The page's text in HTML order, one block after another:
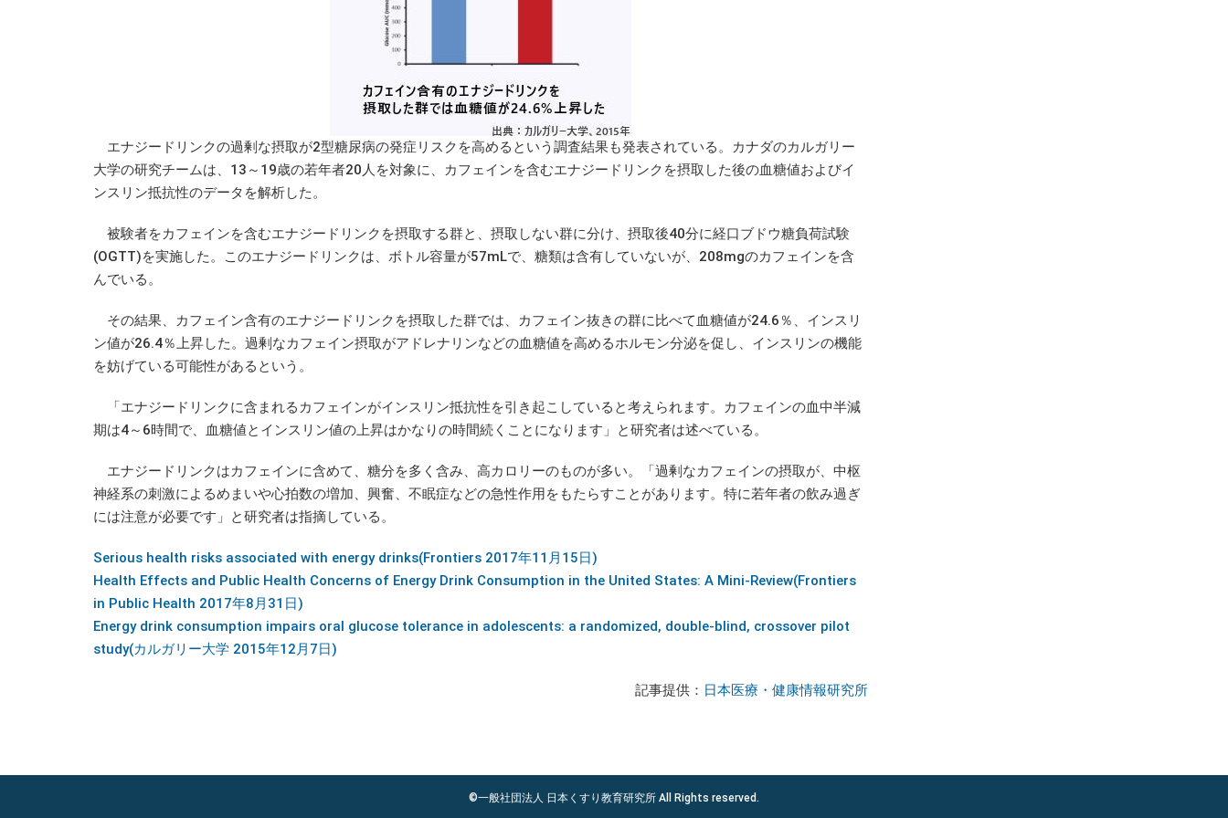
エナジードリンクの過剰な摂取が2型糖尿病の発症リスクを高めるという調査結果も発表されている。カナダのカルガリー
大学の研究チームは、13～19歳の若年者20人を対象に、カフェインを含むエナジードリンクを摂取した後の血糖値およびイ
ンスリン抵抗性のデータを解析した。
被験者をカフェインを含むエナジードリンクを摂取する群と、摂取しない群に分け、摂取後40分に経口ブドウ糖負荷試験
(OGTT)を実施した。このエナジードリンクは、ボトル容量が57mLで、糖類は含有していないが、208mgのカフェインを含
んでいる。
その結果、カフェイン含有のエナジードリンクを摂取した群では、カフェイン抜きの群に比べて血糖値が24.6％、インスリ
ン値が26.4％上昇した。過剰なカフェイン摂取がアドレナリンなどの血糖値を高めるホルモン分泌を促し、インスリンの機能
を妨げている可能性があるという。
「エナジードリンクに含まれるカフェインがインスリン抵抗性を引き起こしていると考えられます。カフェインの血中半減
期は4～6時間で、血糖値とインスリン値の上昇はかなりの時間続くことになります」と研究者は述べている。
エナジードリンクはカフェインに含めて、糖分を多く含み、高カロリーのものが多い。「過剰なカフェインの摂取が、中枢
神経系の刺激によるめまいや心拍数の増加、興奮、不眠症などの急性作用をもたらすことがあります。特に若年者の飲み過ぎ
には注意が必要です」と研究者は指摘している。
Serious health risks associated with energy drinks(Frontiers 2017年11月15日)
Health Effects and Public Health Concerns of Energy Drink Consumption in the United States: A Mini-Review(Frontiers
in Public Health 2017年8月31日)
Energy drink consumption impairs oral glucose tolerance in adolescents: a randomized, double-blind, crossover pilot
study(カルガリー大学 2015年12月7日)
記事提供： 日本医療・健康情報研究所
©一般社団法人 日本くすり教育研究所 All Rights reserved.